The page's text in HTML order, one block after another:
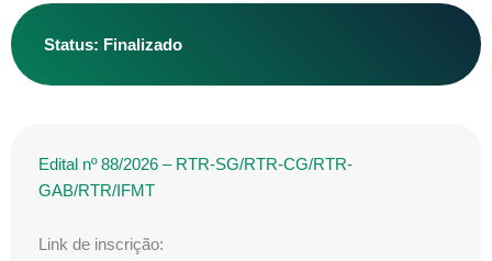
Status: Finalizado
Edital nº 88/2026 – RTR-SG/RTR-CG/RTR-
GAB/RTR/IFMT
Link de inscrição: